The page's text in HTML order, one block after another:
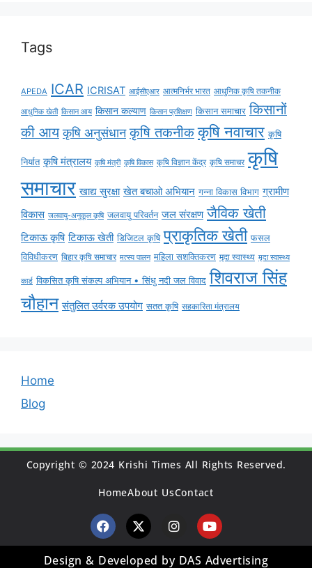
Tags
APEDA ICAR ICRISAT आईसीएआर आत्मनिर्भर भारत आधुनिक कृषि तकनीक
आधुनिक खेती किसान आय किसान कल्याण किसान प्रशिक्षण किसान समाचार किसानों
की आय कृषि अनुसंधान कृषि तकनीक कृषि नवाचार कृषि
निर्यात कृषि मंत्रालय कृषि मंत्री कृषि विकास कृषि विज्ञान केंद्र कृषि समाचर कृषि
समाचार खाद्य सुरक्षा खेत बचाओ अभियान गन्ना विकास विभाग ग्रामीण
विकास जलवायु-अनुकूल कृषि जलवायु परिवर्तन जल संरक्षण जैविक खेती
टिकाऊ कृषि टिकाऊ खेती डिजिटल कृषि प्राकृतिक खेती फसल
विविधीकरण बिहार कृषि समाचार मत्स्य पालन महिला सशक्तिकरण मृदा स्वास्थ्य मृदा स्वास्थ्य
कार्ड विकसित कृषि संकल्प अभियान • सिंधु नदी जल विवाद शिवराज सिंह
चौहान संतुलित उर्वरक उपयोग सतत कृषि सहकारिता मंत्रालय
Home
Blog
Copyright © 2024 Krishi Times All Rights Reserved.
HomeAbout UsContact
Design & Developed by DAS Advertising